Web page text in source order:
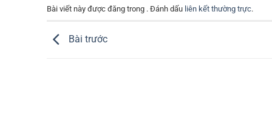
Bài viết này được đăng trong . Đánh dấu liên kết thường trực.
Bài trước